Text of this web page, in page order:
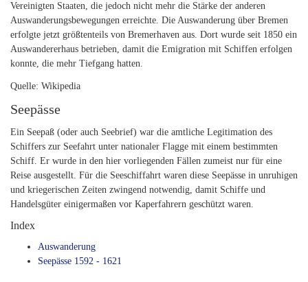
Vereinigten Staaten, die jedoch nicht mehr die Stärke der anderen
Auswanderungsbewegungen erreichte. Die Auswanderung über Bremen
erfolgte jetzt größtenteils von Bremerhaven aus. Dort wurde seit 1850 ein
Auswandererhaus betrieben, damit die Emigration mit Schiffen erfolgen
konnte, die mehr Tiefgang hatten.
Quelle: Wikipedia
Seepässe
Ein Seepaß (oder auch Seebrief) war die amtliche Legitimation des
Schiffers zur Seefahrt unter nationaler Flagge mit einem bestimmten
Schiff. Er wurde in den hier vorliegenden Fällen zumeist nur für eine
Reise ausgestellt. Für die Seeschiffahrt waren diese Seepässe in unruhigen
und kriegerischen Zeiten zwingend notwendig, damit Schiffe und
Handelsgüter einigermaßen vor Kaperfahrern geschützt waren.
Index
Auswanderung
Seepässe 1592 - 1621